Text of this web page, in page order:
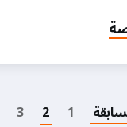
1
2
3